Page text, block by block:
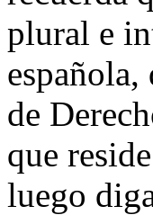
plural e
de
que
luego